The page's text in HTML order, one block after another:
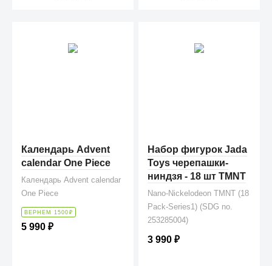
Календарь Advent
calendar One Piece
Календарь Advent calendar
One Piece
ВЕРНЕМ 1500 ₽
5 990₽
Набор фигурок Jada
Toys черепашки-
ниндзя - 18 шт TMNT
Nano-Nickelodeon TMNT (18
Pack-Series1) (SDG no.
253285004)
3 990₽